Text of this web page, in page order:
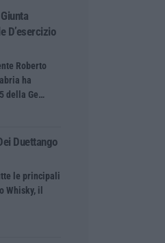
D’esercizio
Roberto
ha
della Ge…
Duettango
le principali
il